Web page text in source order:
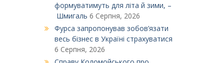
формуватимуть для літа й зими, –
Шмигаль 6 Серпня, 2026
Фурса запропонував зобов’язати
весь бізнес в Україні страхуватися
6 Серпня, 2026